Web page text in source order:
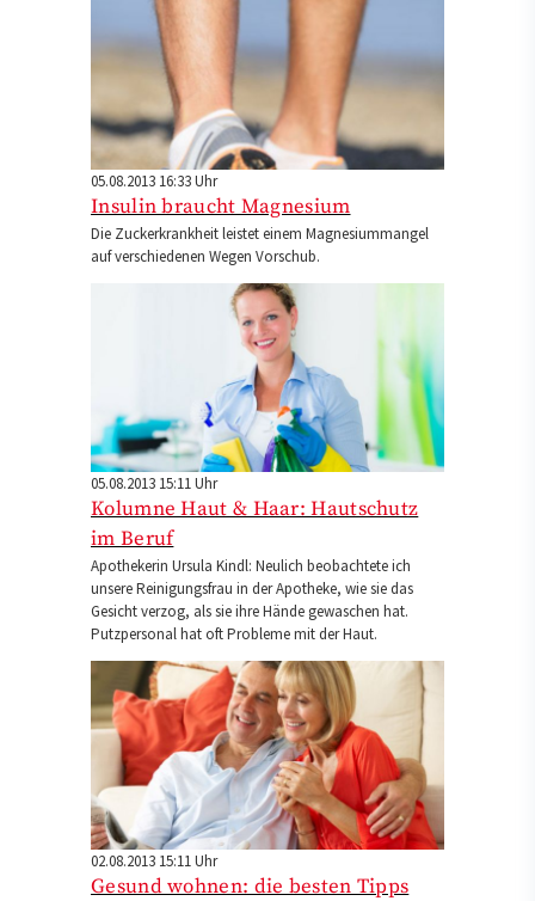
05.08.2013 16:33 Uhr
Insulin braucht Magnesium
Die Zuckerkrankheit leistet einem Magnesiummangel
auf verschiedenen Wegen Vorschub.
05.08.2013 15:11 Uhr
Kolumne Haut & Haar: Hautschutz
im Beruf
Apothekerin Ursula Kindl: Neulich beobachtete ich
unsere Reinigungsfrau in der Apotheke, wie sie das
Gesicht verzog, als sie ihre Hände gewaschen hat.
Putzpersonal hat oft Probleme mit der Haut.
02.08.2013 15:11 Uhr
Gesund wohnen: die besten Tipps